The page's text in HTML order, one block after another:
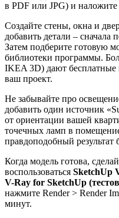
в PDF или JPG) и наложите
Создайте стены, окна и
добавить детали –
Затем подберите готовую
библиотеки программы.
IKEA 3D) дают бесплатные
ваш проект.
Не забывайте про
добавить один источник
от ориентации вашей
точечных ламп в
правдоподобный
Когда модель готова,
воспользоваться SketchUp
V-Ray for SketchUp
нажмите Render > Render
минут.